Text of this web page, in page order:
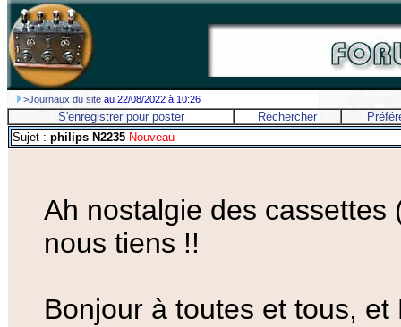
>Journaux du site au 22/08/2022 à 10:26
S'enregistrer pour poster Rechercher
Sujet : philips N2235 Nouveau
Ah nostalgie des
nous tiens !!
Bonjour à toutes et tous, et